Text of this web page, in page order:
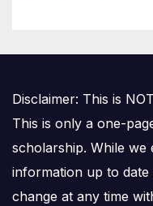
Disclaimer: This is
This is only a one-
scholarship. While we
information up to
change at any time